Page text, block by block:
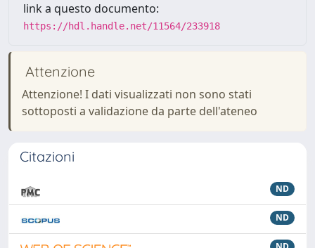
link a questo documento:
https://hdl.handle.net/11564/233918
Attenzione
Attenzione! I dati visualizzati non sono stati
sottoposti a validazione da parte dell'ateneo
Citazioni
ND
ND